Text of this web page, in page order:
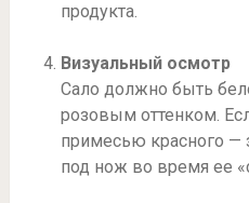
продукта.
Визуальный осмотр
Сало должно быть
розовым оттенком.
примесью красного —
под нож во время ее